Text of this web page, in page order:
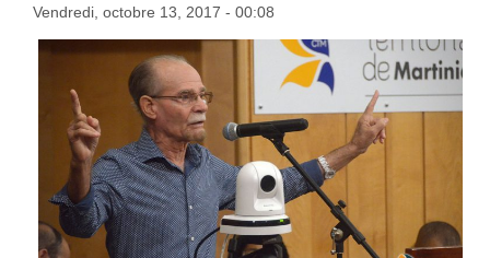
Vendredi, octobre 13, 2017 - 00:08